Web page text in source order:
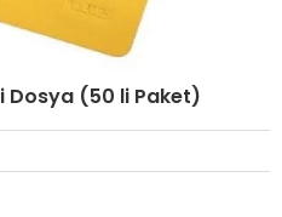
Dosya (50 li Paket)